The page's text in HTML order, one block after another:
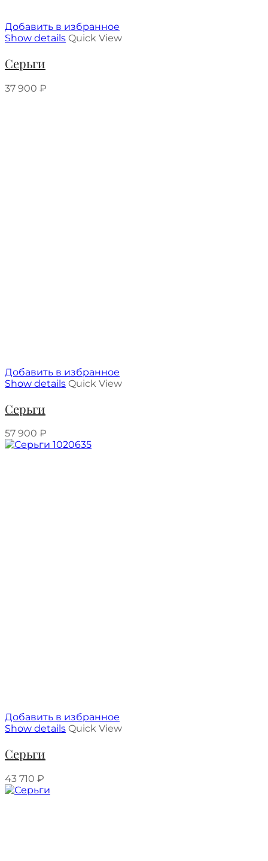
Добавить в избранное
Show details Quick View
Серьги
37 900 ₽
Добавить в избранное
Show details Quick View
Серьги
57 900 ₽
Добавить в избранное
Show details Quick View
Серьги
43 710 ₽